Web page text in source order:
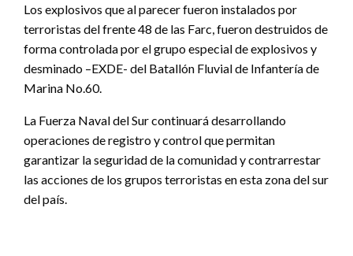
Los explosivos que al parecer fueron instalados por
terroristas del frente 48 de las Farc, fueron destruidos de
forma controlada por el grupo especial de explosivos y
desminado –EXDE- del Batallón Fluvial de Infantería de
Marina No.60.
La Fuerza Naval del Sur continuará desarrollando
operaciones de registro y control que permitan
garantizar la seguridad de la comunidad y contrarrestar
las acciones de los grupos terroristas en esta zona del sur
del país.